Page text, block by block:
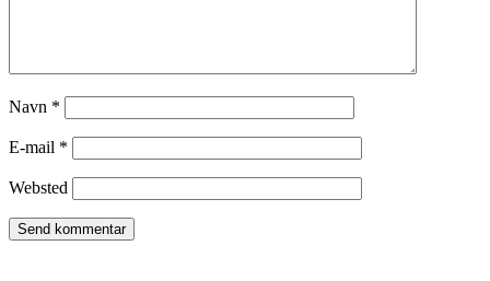
Navn *
E-mail *
Websted